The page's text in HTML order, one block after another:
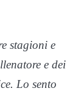
stagioni e
e dei
Lo sento